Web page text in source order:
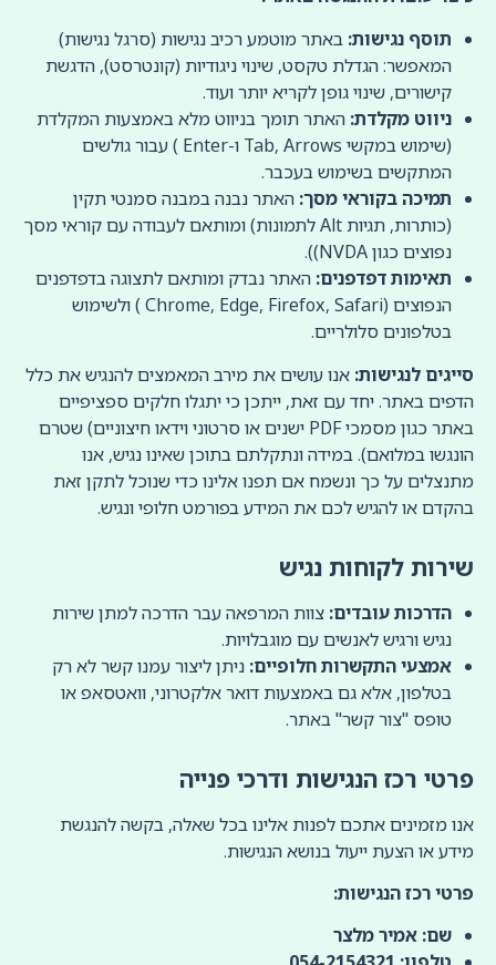
תוסף נגישות: באתר מוטמע רכיב נגישות (סרגל נגישות)
המאפשר: הגדלת טקסט, שינוי ניגודיות (קונטרסט), הדגשת
קישורים, שינוי גופן לקריא יותר ועוד.
ניווט מקלדת: האתר תומך בניווט מלא באמצעות המקלדת
(שימוש במקשי Tab, Arrows ו-Enter ) עבור גולשים
המתקשים בשימוש בעכבר.
תמיכה בקוראי מסך: האתר נבנה במבנה סמנטי תקין
(כותרות, תגיות Alt לתמונות) ומותאם לעבודה עם קוראי מסך
נפוצים כגון NVDA)).
תאימות דפדפנים: האתר נבדק ומותאם לתצוגה בדפדפנים
הנפוצים (Chrome, Edge, Firefox, Safari ) ולשימוש
בטלפונים סלולריים.
סייגים לנגישות: אנו עושים את מירב המאמצים להנגיש את כלל
הדפים באתר. יחד עם זאת, ייתכן כי יתגלו חלקים ספציפיים
באתר כגון מסמכי PDF ישנים או סרטוני וידאו חיצוניים) שטרם
הונגשו במלואם). במידה ונתקלתם בתוכן שאינו נגיש, אנו
מתנצלים על כך ונשמח אם תפנו אלינו כדי שנוכל לתקן זאת
בהקדם או להגיש לכם את המידע בפורמט חלופי ונגיש.
שירות לקוחות נגיש
הדרכות עובדים: צוות המרפאה עבר הדרכה למתן שירות
נגיש ורגיש לאנשים עם מוגבלויות.
אמצעי התקשרות חלופיים: ניתן ליצור עמנו קשר לא רק
בטלפון, אלא גם באמצעות דואר אלקטרוני, וואטסאפ או
טופס "צור קשר" באתר.
פרטי רכז הנגישות ודרכי פנייה
אנו מזמינים אתכם לפנות אלינו בכל שאלה, בקשה להנגשת
מידע או הצעת ייעול בנושא הנגישות.
פרטי רכז הנגישות:
שם: אמיר מלצר